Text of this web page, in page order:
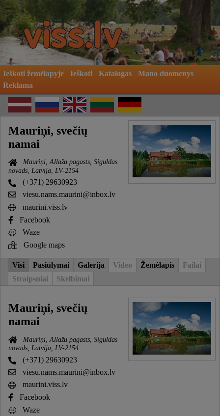
Ieškoti žemėlapyje Ieškoti Katalogas
Mano duomenys
Reklama
Mauriņi, svečių
namai
Mauriņi, Allažu pagasts, Siguldas
novads, Latvija, LV-2154
(+371) 29630923
viesu.nams.maurini@inbox.lv
maurini.viss.lv
Facebook
Waze
Google maps
Visi Pasiūlymai Galerija Video Žemėlapis
Failai
Straipsniai
Skelbimai
Mauriņi, svečių
namai
Mauriņi, Allažu pagasts, Siguldas
novads, Latvija, LV-2154
(+371) 29630923
viesu.nams.maurini@inbox.lv
maurini.viss.lv
Facebook
Waze